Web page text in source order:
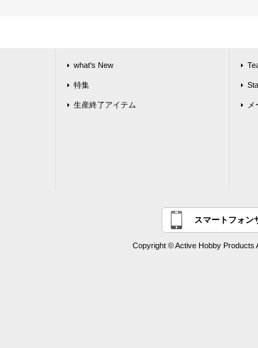
what's New
特集
生産終了アイテム
スマートフォン
Copyright © Active Hobby Products